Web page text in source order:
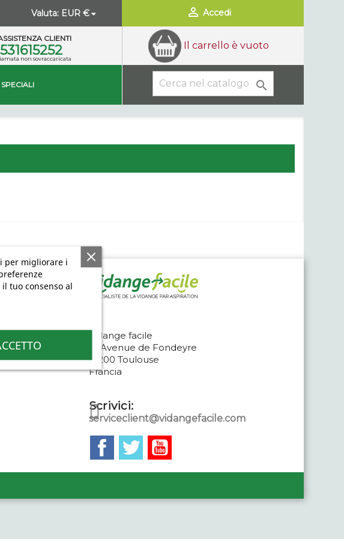
Valuta: EUR €  Accedi
CLIENTI
non sovraccaricata
Il carrello è vuoto
SPECIALI 
Vidange facile
21 Avenue de Fondeyre
31200 Toulouse
Francia
Scrivici:
serviceclient@vidangefacile.com
Facebook Twitter
per migliorare i
tuo consenso al